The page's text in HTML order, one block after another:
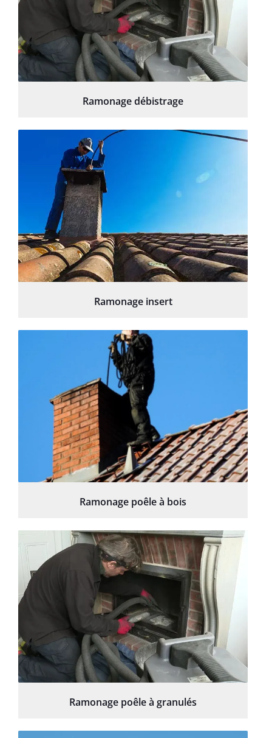
Ramonage débistrage
Ramonage insert
Ramonage poêle à bois
Ramonage poêle à granulés